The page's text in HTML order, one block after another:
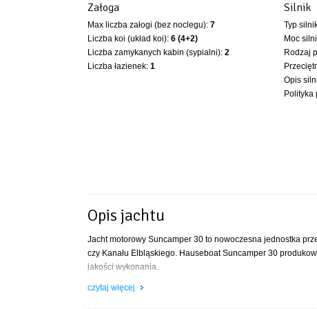
Załoga
Max liczba załogi (bez noclegu): 7
Liczba koi (układ koi): 6 (4+2)
Liczba zamykanych kabin (sypialni): 2
Liczba łazienek: 1
Silnik
Typ
Moc
Rodzaj
Opis
Polityka
Opis jachtu
Jacht motorowy Suncamper 30 to nowoczesna jednostka
czy Kanału Elbląskiego. Hauseboat Suncamper 30
jakości wykonania.
Na tle innych barek Suncamper 30 wyróżnia się ciekawą
czytaj więcej